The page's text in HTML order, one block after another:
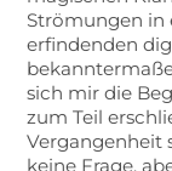
Strömungen in
erfindenden
sich mir die
zum Teil
Vergangenheit
keine Frage,